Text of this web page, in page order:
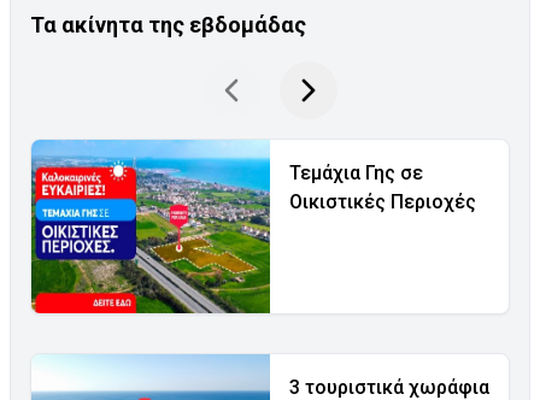
Τα ακίνητα της εβδομάδας
Τεμάχια Γης σε
Οικιστικές Περιοχές
3 τουριστικά χωράφια